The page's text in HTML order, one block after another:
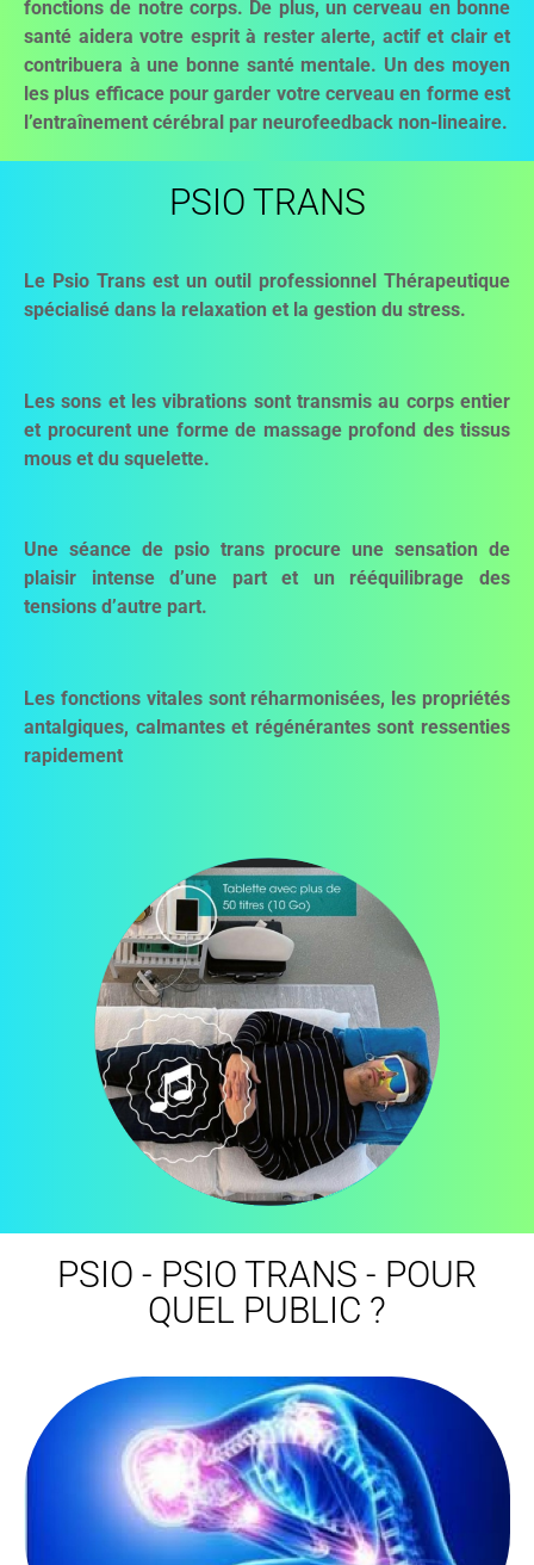
fonctions de notre corps. De plus, un cerveau en bonne
santé aidera votre esprit à rester alerte, actif et clair et
contribuera à une bonne santé mentale. Un des moyen
les plus efficace pour garder votre cerveau en forme est
l’entraînement cérébral par neurofeedback non-lineaire.
PSIO TRANS
Le Psio Trans est un outil professionnel Thérapeutique
spécialisé dans la relaxation et la gestion du stress.
Les sons et les vibrations sont transmis au corps entier
et procurent une forme de massage profond des tissus
mous et du squelette.
Une séance de psio trans procure une sensation de
plaisir intense d’une part et un rééquilibrage des
tensions d’autre part.
Les fonctions vitales sont réharmonisées, les propriétés
antalgiques, calmantes et régénérantes sont ressenties
rapidement
PSIO - PSIO TRANS​ - POUR
QUEL PUBLIC ?